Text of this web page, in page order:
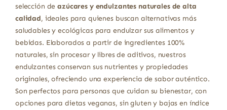
selección deazúcares y endulzantes naturales de alta
calidad, ideales para quienes buscan alternativas más
saludables y ecológicas para endulzar sus alimentos y
bebidas. Elaborados a partir de ingredientes 100%
naturales, sin procesar y libres de aditivos, nuestros
endulzantes conservan sus nutrientes y propiedades
originales, ofreciendo una experiencia de sabor auténtico.
Son perfectos para personas que cuidan su bienestar, con
opciones para dietas veganas, sin gluten y bajas en índice